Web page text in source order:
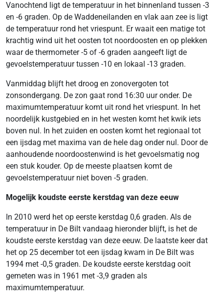
Vanochtend ligt de temperatuur in het binnenland tussen -3
en -6 graden. Op de Waddeneilanden en vlak aan zee is ligt
de temperatuur rond het vriespunt. Er waait een matige tot
krachtig wind uit het oosten tot noordoosten en op plekken
waar de thermometer -5 of -6 graden aangeeft ligt de
gevoelstemperatuur tussen -10 en lokaal -13 graden.
Vanmiddag blijft het droog en zonovergoten tot
zonsondergang. De zon gaat rond 16:30 uur onder. De
maximumtemperatuur komt uit rond het vriespunt. In het
noordelijk kustgebied en in het westen komt het kwik iets
boven nul. In het zuiden en oosten komt het regionaal tot
een ijsdag met maxima van de hele dag onder nul. Door de
aanhoudende noordoostenwind is het gevoelsmatig nog
een stuk kouder. Op de meeste plaatsen komt de
gevoelstemperatuur niet boven -5 graden.
Mogelijk koudste eerste kerstdag van deze eeuw
In 2010 werd het op eerste kerstdag 0,6 graden. Als de
temperatuur in De Bilt vandaag hieronder blijft, is het de
koudste eerste kerstdag van deze eeuw. De laatste keer dat
het op 25 december tot een ijsdag kwam in De Bilt was
1994 met -0,5 graden. De koudste eerste kerstdag ooit
gemeten was in 1961 met -3,9 graden als
maximumtemperatuur.